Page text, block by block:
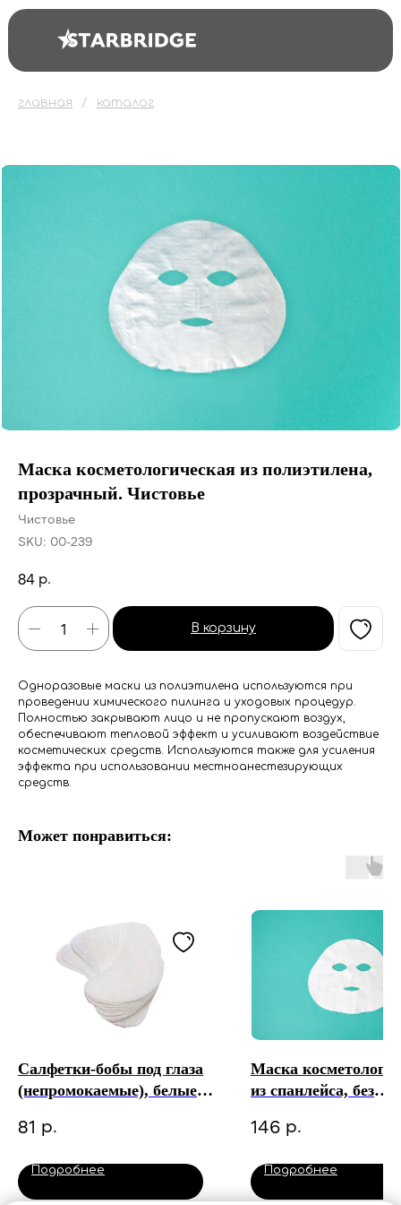
главная каталог
Маска косметологическая из полиэтилена,
прозрачный. Чистовье
Чистовье
SKU: 00-239
84 р.
В корзину
Одноразовые маски из полиэтилена используются при
проведении химического пилинга и уходовых процедур.
Полностью закрывают лицо и не пропускают воздух,
обеспечивают тепловой эффект и усиливают воздействие
косметических средств. Используются также для усиления
эффекта при использовании местноанестезирующих
средств.
Может понравиться:
Салфетки-бобы под глаза
(непромокаемые), белые
81 р.
Подробнее
Маска
из спанлейса, без
146 р.
Подробнее